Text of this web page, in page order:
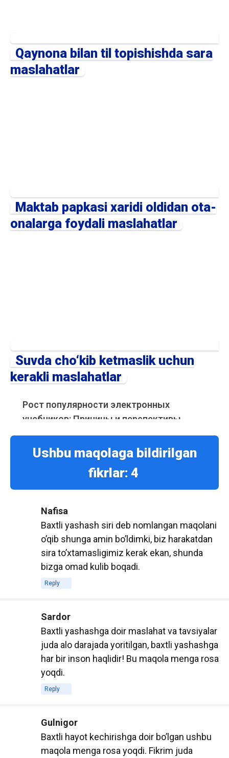
Qaynona bilan til topishishda sara
maslahatlar
Maktab papkasi xaridi oldidan ota-
onalarga foydali maslahatlar
Suvda cho‘kib ketmaslik uchun
kerakli maslahatlar
Рост популярности электронных
учебников: Причины и перспективы
С развитием цифровых технологий и
увеличением доступности электронных
устройств, электронные учебники
становятся все более популярными в
образовательной среде. Многие школы,
колледжи и университеты переходят на
использование электронных ресурсов, что
открывает новые возможности для
студентов и преподавателей. В этом посте
мы рассмотрим, почему объем
1. Доступность и удобство
Электронные учебники доступны для
студентов в любое время и в любом
месте. Достаточно иметь устройство с
доступом к интернету, чтобы получить
доступ к учебным материалам. Это
часто находятся в движении или не имеют
возможности носить с собой тяжелые
печатные книги.
Ushbu maqolaga bildirilgan
fikrlar: 4
Nafisa
Baxtli yashash siri deb nomlangan maqolani
o’qib shunga amin bo’ldimki, biz harakatdan
sira to’xtamasligimiz kerak ekan, shunda
bizga omad kulib boqadi.
Reply
Sardor
Baxtli yashashga doir maslahat va tavsiyalar
juda alo darajada yoritilgan, baxtli yashashga
har bir inson haqlidir! Bu maqola menga rosa
yoqdi.
Reply
Gulnigor
Baxtli hayot kechirishga doir bo’lgan ushbu
maqola menga rosa yoqdi. Fikrim juda